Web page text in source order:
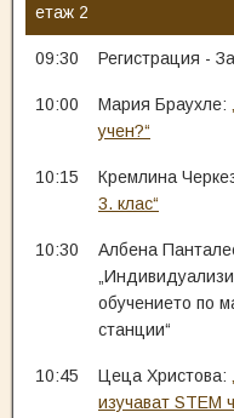
етаж 2
09:30 Регистрация -
10:00 Мария Браухле:
учен?“
10:15 Кремлина
3. клас“
10:30
Албена
обучението по
станции“
10:45 Цеца Христова:
изучават STEM